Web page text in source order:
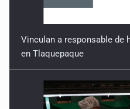
Vinculan a responsable de
en Tlaquepaque